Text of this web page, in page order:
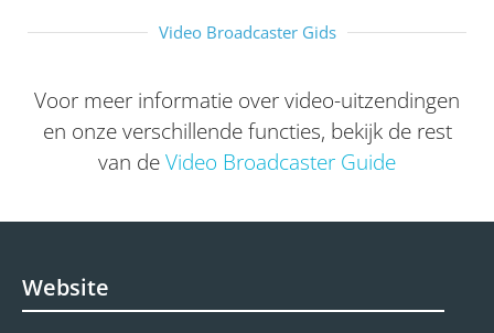
Video Broadcaster Gids
Voor meer informatie over video-uitzendingen
en onze verschillende functies, bekijk de rest
van deVideo Broadcaster Guide
Website